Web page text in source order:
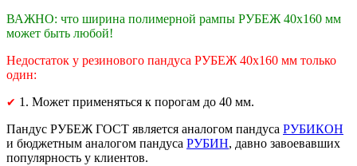
ВАЖНО: что ширина полимерной рампы РУБЕЖ 40х160 мм
может быть любой!
Недостаток у резинового пандуса РУБЕЖ 40х160 мм только
один:
✔ 1. Может применяться к порогам до 40 мм.
Пандус РУБЕЖ ГОСТ является аналогом пандуса РУБИКОН
и бюджетным аналогом пандуса РУБИН, давно завоевавших
популярность у клиентов.